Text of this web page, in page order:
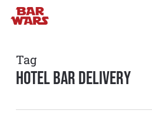
Skip
content
Tag
hotel bar delivery